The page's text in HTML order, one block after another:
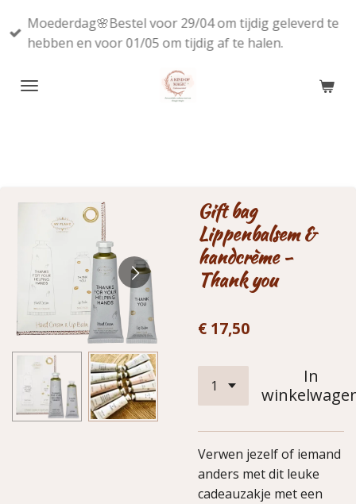
direct
Moederdag🌸Bestel voor 29/04 om tijdig geleverd te
hebben en voor 01/05 om tijdig af te halen.
Gift bag
Lippenbalsem &
handcrème -
Thank you
€ 17,50
In
Verwen jezelf of iemand
anders met dit leuke
cadeauzakje met een